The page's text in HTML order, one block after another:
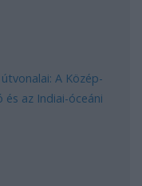
A Közép-
az Indiai-óceáni